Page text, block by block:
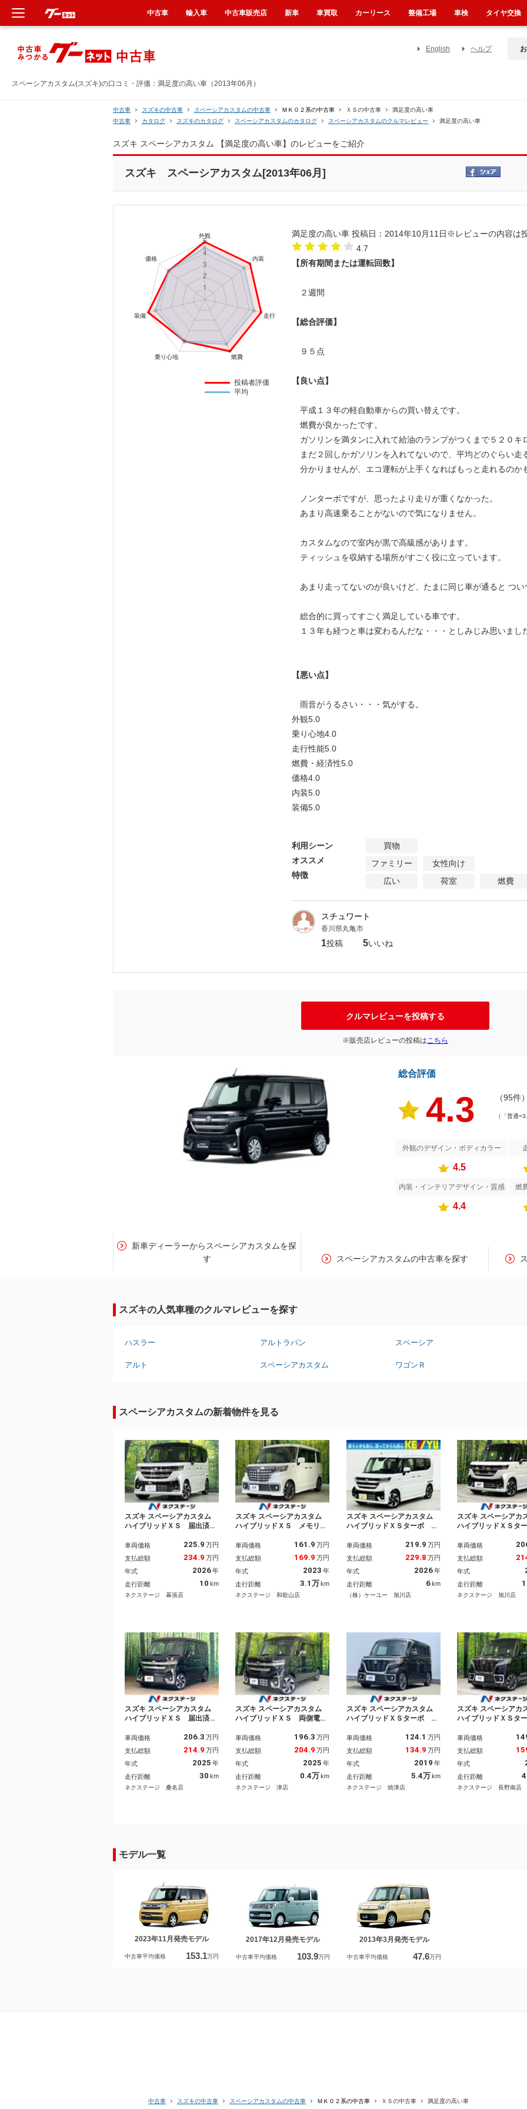
スペーシアカスタム(スズキ)の口コミ・評価：満足度の高い車（2013年06月）
English ヘルプ
中古車 スズキの中古車 スペーシアカスタムの中古車 ＭＫ０２系の中古車 ＸＳの中古車
満足度の高い車
中古車
カタログ スズキのカタログ スペーシアカスタムのカタログ スペーシアカスタムのクルマレビュー 満足度の高い車
スズキ スペーシアカスタム 【満足度の高い車】のレビューをご紹介
スズキ スペーシアカスタム[2013年06月]
投稿者評価
平均
満足度の高い車 投稿日：2014年10月11日 ※レビューの内容は
4.7
【所有期間または運転回数】
２週間
【総合評価】
９５点
【良い点】
平成１３年の軽自動車からの買い替えです。
燃費が良かったです。
ガソリンを満タンに入れて給油のランプがつくまで５２０キ
まだ２回しかガソリンを入れてないので、平均どのぐらい走
分かりませんが、エコ運転が上手くなればもっと走れるのか
ノンターボですが、思ったより走りが重くなかった。
あまり高速乗ることがないので気になりません。
カスタムなので室内が黒で高級感があります。
ティッシュを収納する場所がすごく役に立っています。
あまり走ってないのが良いけど、たまに同じ車が通ると つい
総合的に買ってすごく満足している車です。
１３年も経つと車は変わるんだな・・・としみじみ思いまし
【悪い点】
雨音がうるさい・・・気がする。
外観5.0
乗り心地4.0
走行性能5.0
燃費・経済性5.0
価格4.0
内装5.0
装備5.0
利用シーン
買物
オススメ
ファミリー
女性向け
特徴
広い 荷室 燃費
スチュワート
香川県丸亀市
1投稿 5いいね
クルマレビューを投稿する
※販売店レビューの投稿はこちら
総合評価
4.3 （95件）
（「普通
外観のデザイン・ボディカラー
4.5
内装・インテリアデザイン・質感 燃
4.4
新車ディーラーからスペーシアカスタムを探
す
スペーシアカスタムの中古車を探す
スズキの人気車種のクルマレビューを探す
ハスラー アルトラパン スペーシア
アルト スペーシアカスタム ワゴンＲ
スペーシアカスタムの新着物件を見る
スズキ スペーシアカスタム
ハイブリッドＸＳ 届出済未
電動ドア 全周囲カメラ 衝
突被害軽減 レーダークルー
ズ ハーフレザーシート コ
ーナーセンサー スマートキ
ー ＬＥＤヘッド 純正１５
インチアルミ オートハイビ
車両価格 225.9 万円
支払総額 234.9 万円
年式 2026年
走行距離 10 km
ネクステージ 幕張店
スズキ スペーシアカスタム
ハイブリッドＸＳ メモリー
ティサポート 禁煙車 シー
トヒーター ＥＴＣ 前後ド
ラレコ コーナーセンサー
スマートキー ＬＥＤヘッ
ド 純正１５インチアルミ
オートハイビーム
車両価格 161.9 万円
支払総額 169.9 万円
年式 2023 年
走行距離 3.1万 km
ネクステージ 和歌山店
スズキ スペーシアカスタム
ハイブリッドＸＳターボ ４
キコネクト対応９インチナ
ビ フルセグＴＶ Ｂｌｕｅ
ｔｏｏｔｈ アラウンドビュ
ーモニター オットマン ハ
ーフレザーシート パドルシ
フト 衝突被害軽減ブレー
車両価格 219.9 万円
支払総額 229.8 万円
年式 2026年
走行距離 6km
（株）ケーユー 旭川店
スズキ スペーシアカ
ハイブリッドＸＳタ
周囲カメラ 両側電
デジタルインナーミ
突軽減 レーダーク
ステアリングヒータ
トヒーター 禁煙車
コ コーナーセンサ
車両価格
支払総額
年式
走行距離
ネクステージ 旭川店
スズキ スペーシアカスタム
ハイブリッドＸＳ 届出済未
ア 衝突被害軽減システム
ハーフレザーシート コーナ
ーセンサー スマートキー
ＬＥＤヘッド 純正１５イン
チアルミ オートライト オ
ートエアコン Ｂｌｕｅｔｏ
車両価格 206.3 万円
支払総額 214.9 万円
年式 2025 年
走行距離 30 km
ネクステージ 桑名店
スズキ スペーシアカスタム
ハイブリッドＸＳ 両側電
ラ 衝突軽減 レーダークル
ーズ 禁煙車 ハーフレザー
シート ドラレコ コーナー
センサー スマートキー Ｌ
ＥＤヘッド ビルトインＥＴ
Ｃ 純正１５インチアルミ
車両価格 196.3 万円
支払総額 204.9 万円
年式 2025 年
走行距離 0.4万 km
ネクステージ 津店
スズキ スペーシアカスタム
ハイブリッドＸＳターボ タ
ビ 全周囲カメラ 衝突被害
軽減システム 禁煙車 ハー
フレザーシート シートヒー
ター ドラレコ スマートキ
ー ＬＥＤヘッド クルコ
ン 純正１５インチアルミ
車両価格 124.1 万円
支払総額 134.9 万円
年式 2019 年
走行距離 5.4万km
ネクステージ 焼津店
スズキ スペーシアカ
ハイブリッドＸＳタ
衝突軽減 全周囲カ
ーダークルーズ Ｂ
ｏｏｔｈ ＥＴＣ
コ シートヒーター
トキー ＬＥＤヘッ
トライト オートエ
車両価格
支払総額
年式
走行距離
ネクステージ 長野南店
モデル一覧
2023年11月発売モデル
中古車平均価格 153.1万円
2017年12月発売モデル
中古車平均価格 103.9万円
2013年3月発売モデル
中古車平均価格 47.6万円
中古車 スズキの中古車 スペーシアカスタムの中古車 ＭＫ０２系の中古車 ＸＳの中古車 満足度の高い車
中古車 輸入車 中古車販売店 新車 車買取 カーリース 整備工場 車検 タイヤ交換
新車
中古車